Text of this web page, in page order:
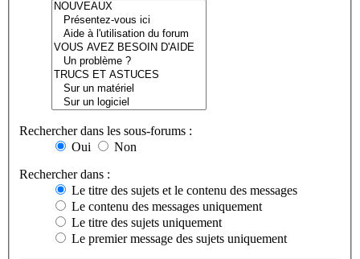
Rechercher dans les sous-forums :
Oui
Non
Rechercher dans :
Le titre des sujets et le contenu des messages
Le contenu des messages uniquement
Le titre des sujets uniquement
Le premier message des sujets uniquement